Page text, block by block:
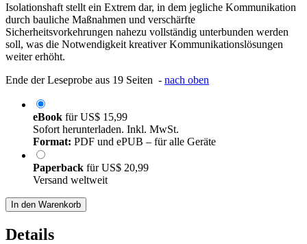
Isolationshaft stellt ein Extrem dar, in dem jegliche Kommunikation
durch bauliche Maßnahmen und verschärfte
Sicherheitsvorkehrungen nahezu vollständig unterbunden werden
soll, was die Notwendigkeit kreativer Kommunikationslösungen
weiter erhöht.
Ende der Leseprobe aus 19 Seiten - nach oben
eBook fürUS$ 15,99
Sofort herunterladen. Inkl. MwSt.
Format: PDF und ePUB – für alle Geräte
Paperback fürUS$ 20,99
Versand weltweit
In den Warenkorb
Details